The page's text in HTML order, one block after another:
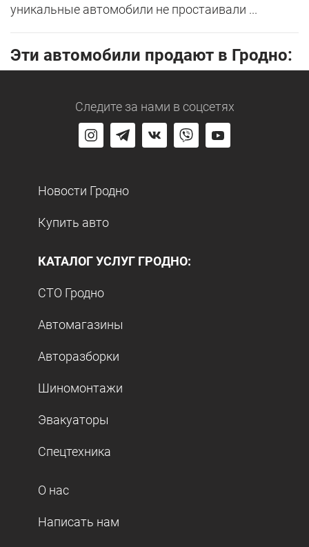
уникальные автомобили не простаивали ...
Эти автомобили продают в Гродно:
Следите за нами в соцсетях
Новости Гродно
Купить авто
КАТАЛОГ УСЛУГ ГРОДНО:
СТО Гродно
Автомагазины
Авторазборки
Шиномонтажи
Эвакуаторы
Спецтехника
О нас
Написать нам